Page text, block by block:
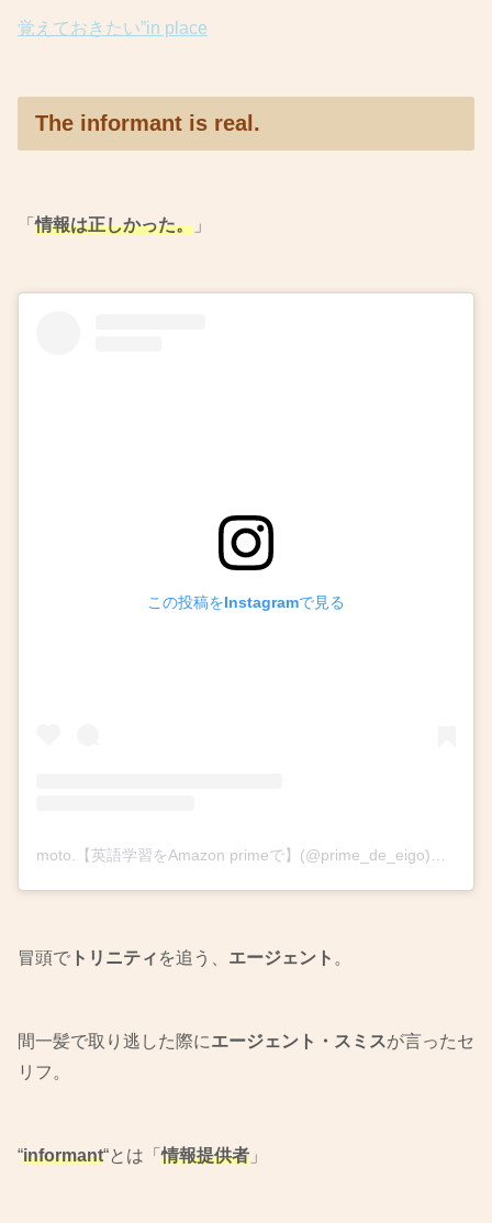
覚えておきたい”in place
The informant is real.
「情報は正しかった。 」
この投稿をInstagramで見る
冒頭で トリニティ を追う、 エージェント 。
間一髪で取り逃した際にエージェント・スミスが言ったセ
リフ。
“informant“とは「情報提供者 」